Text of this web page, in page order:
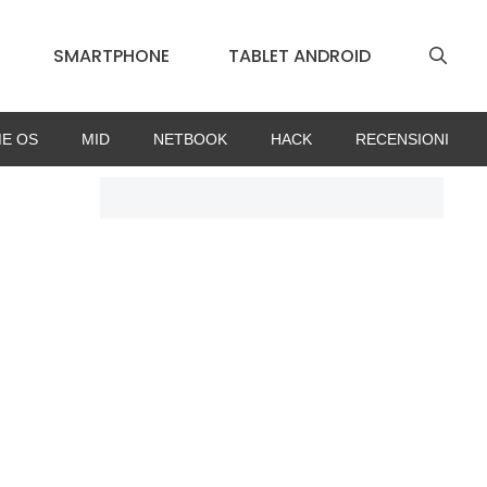
SMARTPHONE TABLET ANDROID
OS MID NETBOOK HACK RECENSIONI